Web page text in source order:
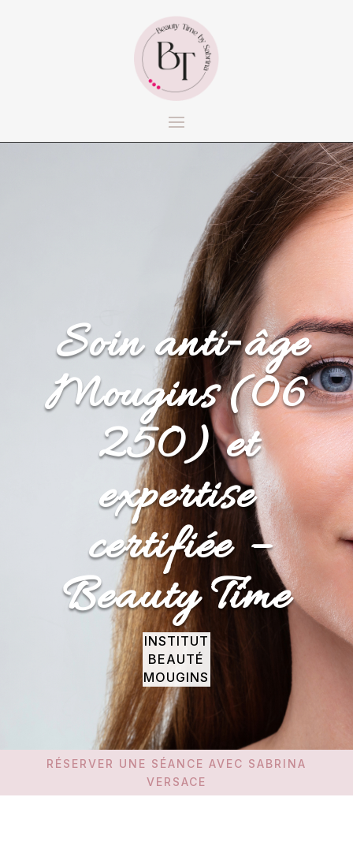
Soin anti‑âge
Mougins (06
250) et
expertise
certifiée –
Beauty Time
INSTITUT
BEAUTÉ
MOUGINS
RÉSERVER UNE SÉANCE AVEC SABRINA
VERSACE